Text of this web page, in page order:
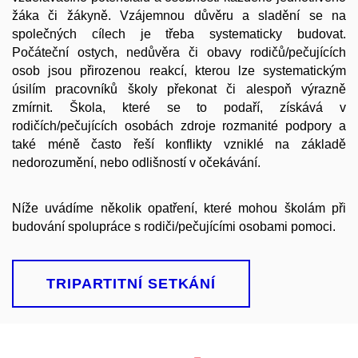
žáka či žákyně. Vzájemnou důvěru a sladění se na
společných cílech je třeba systematicky budovat.
Počáteční ostych, nedůvěra či obavy rodičů/pečujících
osob jsou přirozenou reakcí, kterou lze systematickým
úsilím pracovníků školy překonat či alespoň výrazně
zmírnit. Škola, které se to podaří, získává v
rodičích/pečujících osobách zdroje rozmanité podpory a
také méně často řeší konflikty vzniklé na základě
nedorozumění, nebo odlišností v očekávání.
Níže uvádíme několik opatření, které mohou školám při
budování spolupráce s rodiči/pečujícími osobami pomoci.
TRIPARTITNÍ SETKÁNÍ